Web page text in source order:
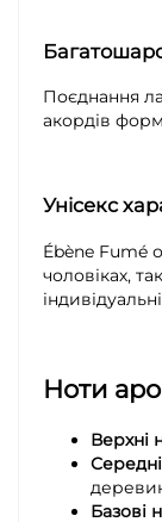
Поєднання
акордів
Унісекс
Ébène Fumé
чоловіках,
Ноти
Верхні
Базові